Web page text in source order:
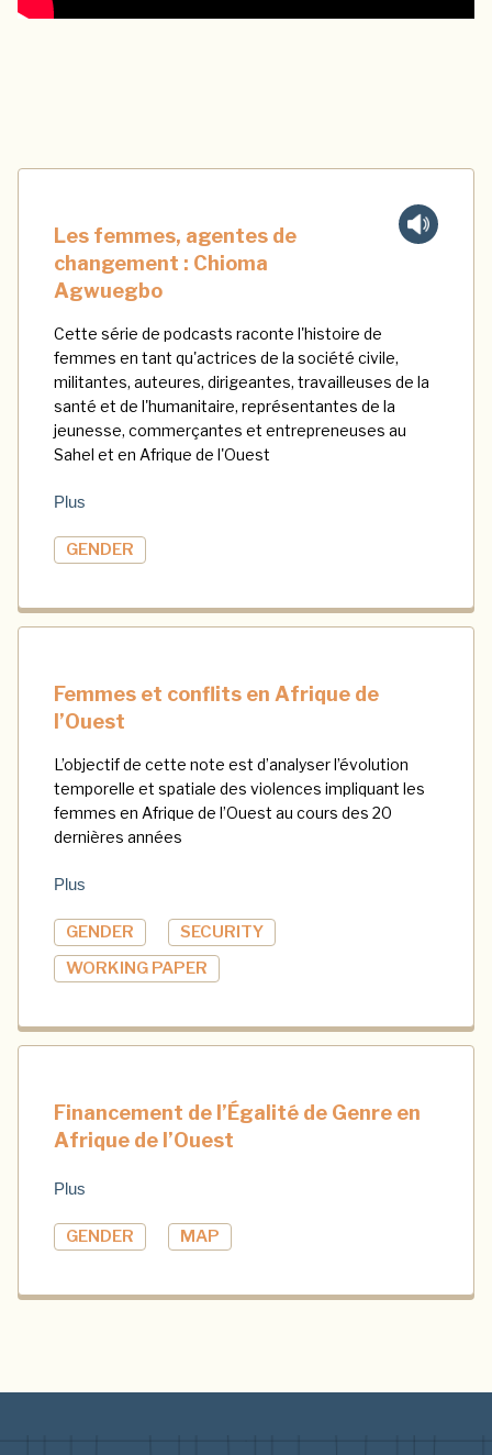
Les femmes, agentes de
changement : Chioma
Agwuegbo
Cette série de podcasts raconte l'histoire de
femmes en tant qu'actrices de la société civile,
militantes, auteures, dirigeantes, travailleuses de la
santé et de l'humanitaire, représentantes de la
jeunesse, commerçantes et entrepreneuses au
Sahel et en Afrique de l'Ouest
Plus
GENDER
Femmes et conflits en Afrique de
l’Ouest
L’objectif de cette note est d’analyser l’évolution
temporelle et spatiale des violences impliquant les
femmes en Afrique de l’Ouest au cours des 20
dernières années
Plus
GENDER
SECURITY
WORKING PAPER
Financement de l’Égalité de Genre en
Afrique de l’Ouest
Plus
GENDER MAP